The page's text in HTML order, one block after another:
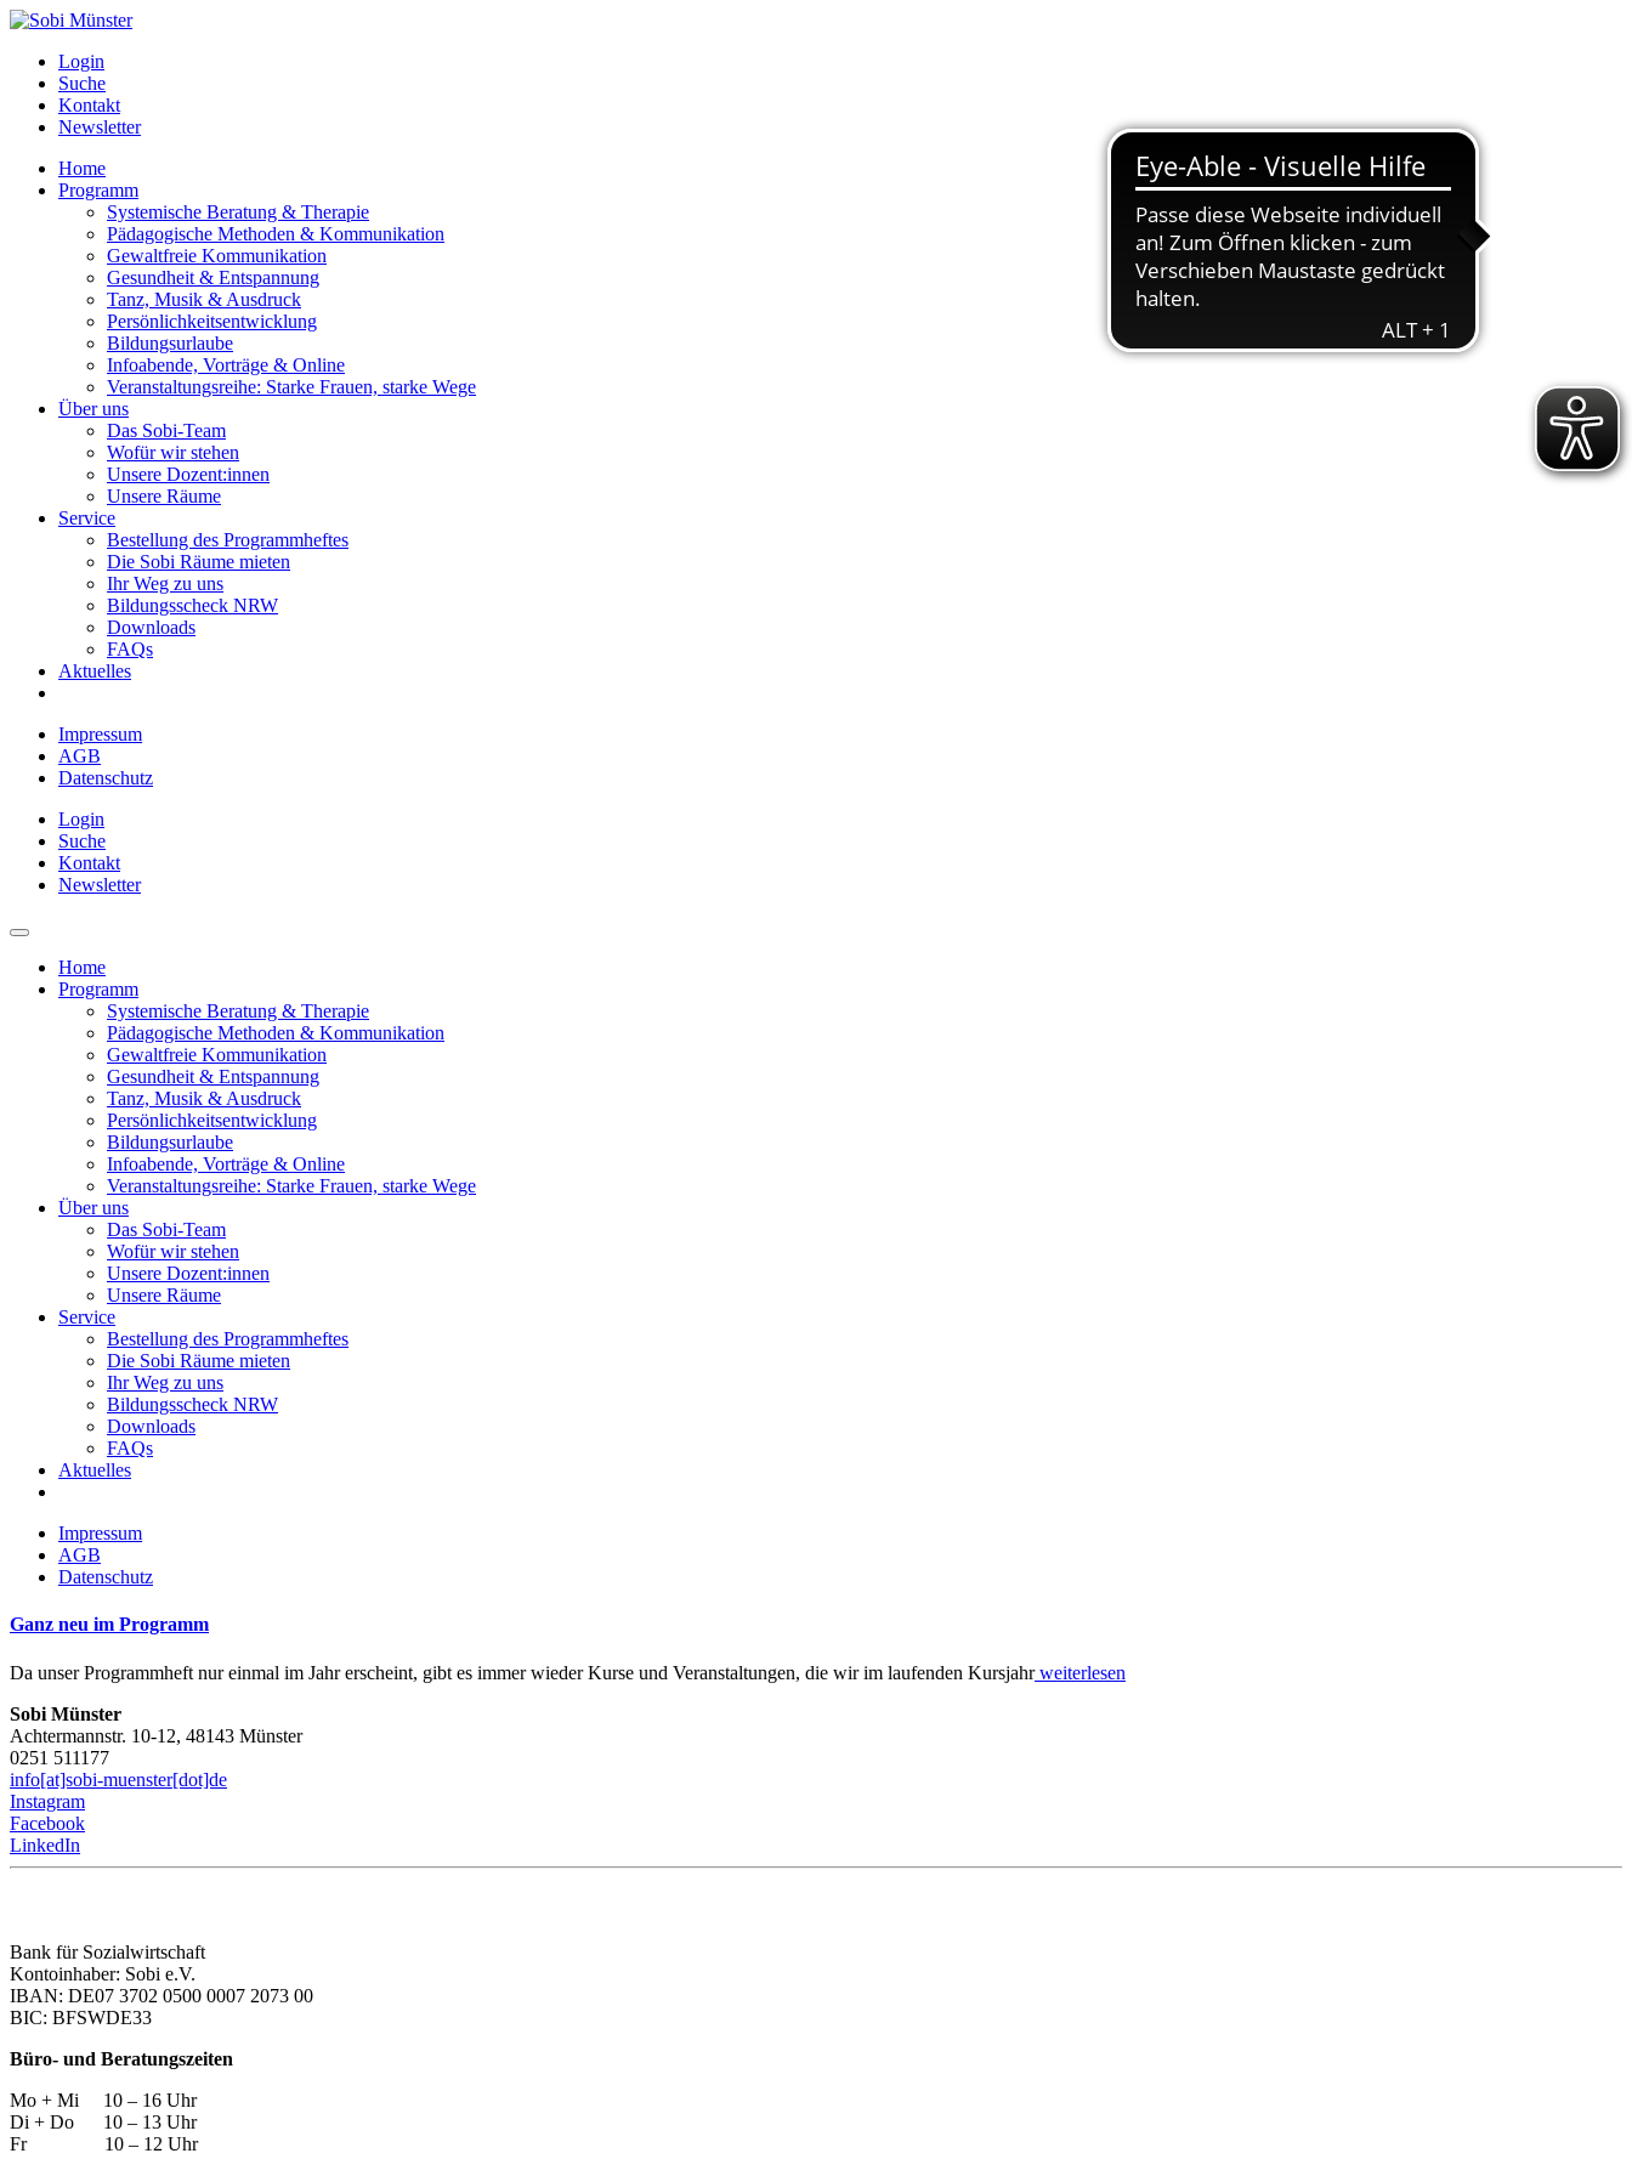
Login
Suche
Kontakt
Newsletter
Home
Programm
Systemische Beratung & Therapie
Pädagogische Methoden & Kommunikation
Gewaltfreie Kommunikation
Gesundheit & Entspannung
Tanz, Musik & Ausdruck
Persönlichkeitsentwicklung
Bildungsurlaube
Infoabende, Vorträge & Online
Veranstaltungsreihe: Starke Frauen, starke Wege
Über uns
Das Sobi-Team
Wofür wir stehen
Unsere Dozent:innen
Unsere Räume
Service
Bestellung des Programmheftes
Die Sobi Räume mieten
Ihr Weg zu uns
Bildungsscheck NRW
Downloads
FAQs
Aktuelles
Impressum
AGB
Datenschutz
Login
Suche
Kontakt
Newsletter
Home
Programm
Systemische Beratung & Therapie
Pädagogische Methoden & Kommunikation
Gewaltfreie Kommunikation
Gesundheit & Entspannung
Tanz, Musik & Ausdruck
Persönlichkeitsentwicklung
Bildungsurlaube
Infoabende, Vorträge & Online
Veranstaltungsreihe: Starke Frauen, starke Wege
Über uns
Das Sobi-Team
Wofür wir stehen
Unsere Dozent:innen
Unsere Räume
Service
Bestellung des Programmheftes
Die Sobi Räume mieten
Ihr Weg zu uns
Bildungsscheck NRW
Downloads
FAQs
Aktuelles
Impressum
AGB
Datenschutz
Ganz neu im Programm
Da unser Programmheft nur einmal im Jahr erscheint, gibt es immer wieder Kurse und Veranstaltungen, die wir im laufenden Kursjahrweiterlesen
Sobi Münster
Achtermannstr. 10-12, 48143 Münster
0251 511177
info[at]sobi-muenster[dot]de
Instagram
Facebook
LinkedIn
Bank für Sozialwirtschaft
Kontoinhaber: Sobi e.V.
IBAN: DE07 3702 0500 0007 2073 00
BIC: BFSWDE33
Büro- und Beratungszeiten
Mo + Mi 10 – 16 Uhr
Di + Do 10 – 13 Uhr
Fr 10 – 12 Uhr